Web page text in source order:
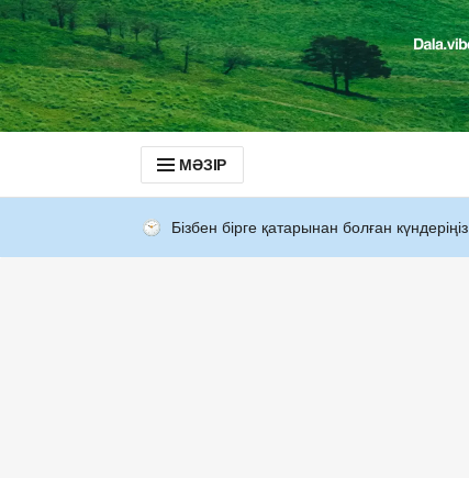
МӘЗІР
Бізбен бірге қатарынан болған күндеріңіз